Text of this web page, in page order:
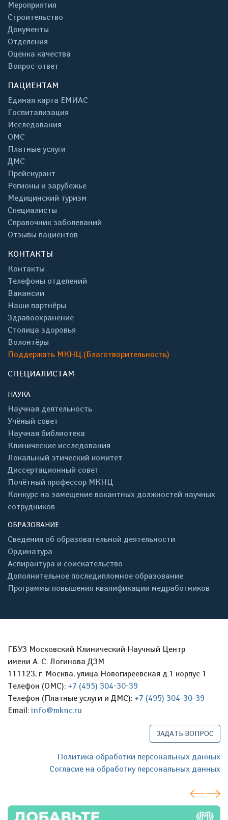
Мероприятия
Строительство
Документы
Отделения
Оценка качества
Вопрос-ответ
ПАЦИЕНТАМ
Единая карта ЕМИАС
Госпитализация
Исследования
ОМС
Платные услуги
ДМС
Прейскурант
Регионы и зарубежье
Медицинский туризм
Специалисты
Справочник заболеваний
Отзывы пациентов
КОНТАКТЫ
Контакты
Телефоны отделений
Вакансии
Наши партнёры
Здравоохранение
Столица здоровья
Волонтёры
Поддержать МКНЦ (Благотворительность)
СПЕЦИАЛИСТАМ
НАУКА
Научная деятельность
Учёный совет
Научная библиотека
Клинические исследования
Локальный этический комитет
Диссертационный совет
Почётный профессор МКНЦ
Конкурс на замещение вакантных должностей научных
сотрудников
ОБРАЗОВАНИЕ
Сведения об образовательной деятельности
Ординатура
Аспирантура и соискательство
Дополнительное последипломное образование
Программы повышения квалификации медработников
ГБУЗ Московский Клинический Научный Центр
имени А. С. Логинова ДЗМ
111123, г. Москва, улица Новогиреевская д.1 корпус 1
Телефон (ОМС): +7 (495) 304-30-39
Телефон (Платные услуги и ДМС): +7 (495) 304-30-39
Email: info@mknc.ru
ЗАДАТЬ ВОПРОС
Политика обработки персональных данных
Согласие на обработку персональных данных